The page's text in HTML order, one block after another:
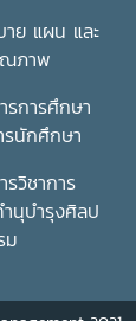
าย แผน และ
ภาพ
รการศึกษา
รนักศึกษา
รวิชาการ
ำนุบำรุงศิลป
ม